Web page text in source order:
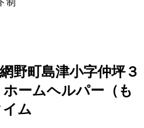
制
野町島津小字仲坪３
ホームヘルパー（も
イム